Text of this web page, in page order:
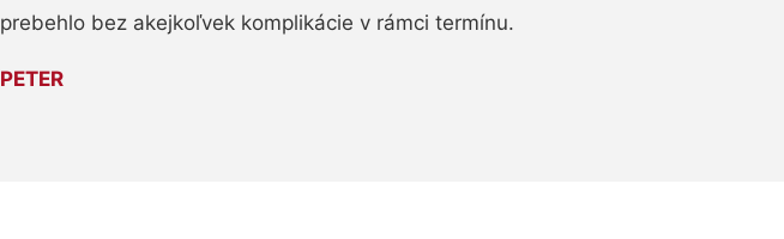
prebehlo bez akejkoľvek komplikácie v rámci termínu.
PETER